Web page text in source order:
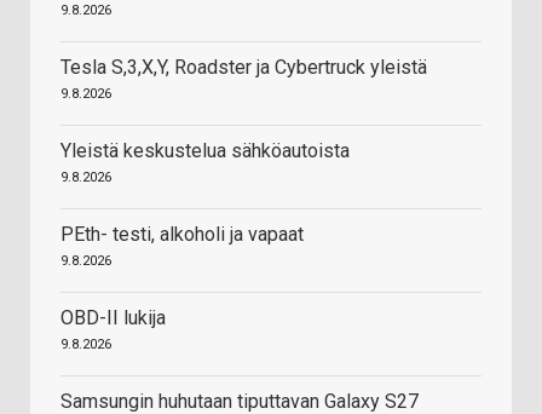
9.8.2026
Tesla S,3,X,Y, Roadster ja Cybertruck yleistä
9.8.2026
Yleistä keskustelua sähköautoista
9.8.2026
PEth- testi, alkoholi ja vapaat
9.8.2026
OBD-II lukija
9.8.2026
Samsungin huhutaan tiputtavan Galaxy S27